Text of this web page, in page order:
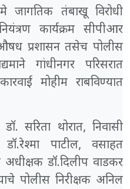
तंबाखू विरोधी
नियंत्रण कार्यक्रम सीपीआर
प्रशासन तसेच पोलीस
गांधीनगर परिसरात
मोहीम राबविण्यात
सरिता थोरात, निवासी
पाटील, वसाहत
डॉ.दिलीप वाडकर
पोलीस निरीक्षक अनिल